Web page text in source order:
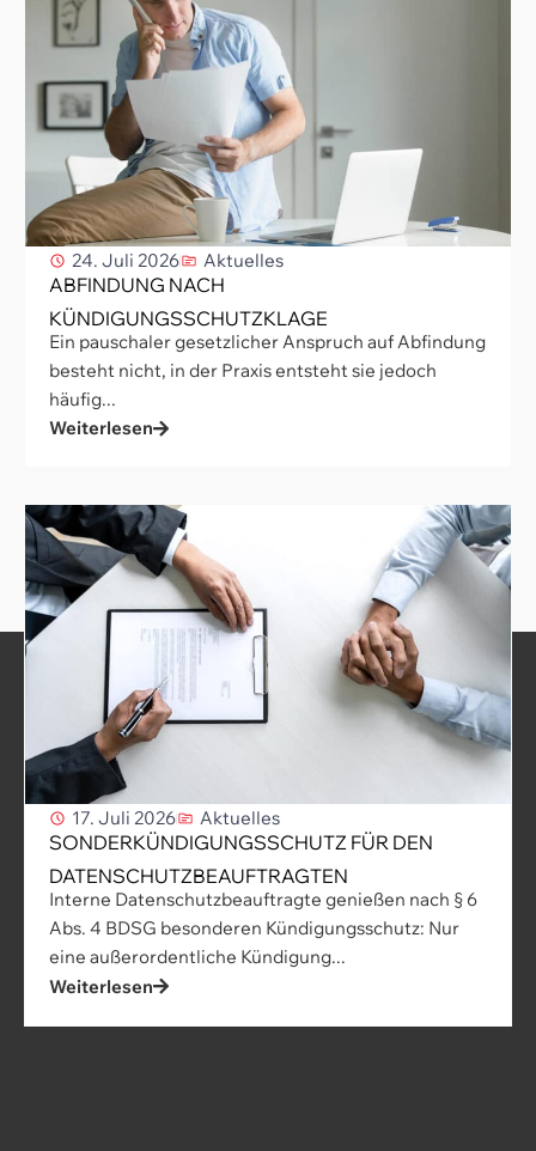
24. Juli 2026 Aktuelles
ABFINDUNG NACH
KÜNDIGUNGSSCHUTZKLAGE
Ein pauschaler gesetzlicher Anspruch auf Abfindung
besteht nicht, in der Praxis entsteht sie jedoch
häufig...
Weiterlesen
17. Juli 2026 Aktuelles
SONDERKÜNDIGUNGSSCHUTZ FÜR DEN
DATENSCHUTZBEAUFTRAGTEN
Interne Datenschutzbeauftragte genießen nach § 6
Abs. 4 BDSG besonderen Kündigungsschutz: Nur
eine außerordentliche Kündigung...
Weiterlesen